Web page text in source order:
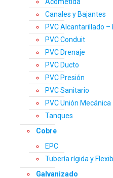
Canales y Bajantes
PVC Alcantarillado
PVC Conduit
PVC Drenaje
PVC Ducto
PVC Presión
PVC Sanitario
PVC Unión Mecánica
Tanques
Cobre
EPC
Tubería rígida y
Galvanizado